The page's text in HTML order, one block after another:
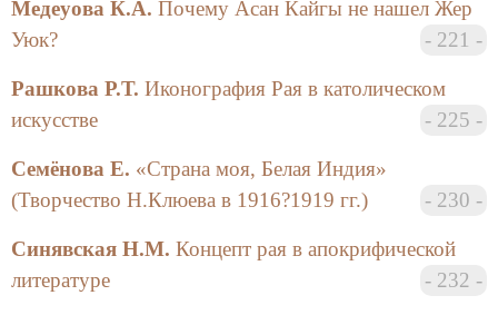
факультете Центра сравнительного изучения
религии.
Цель центра — проведение междисциплинарных
научных исследований в области сравнительного
религии.
Совет Центра:
Стецкевич М.С., Торчинов Е.А., Фирсов С.Л.,
Черняк И.Х., Шахнович М.М. (председатель).
Медеуова К.А. Почему Асан Кайгы не нашел Жер
Уюк?
221
Рашкова Р.Т. Иконография Рая в католическом
искусстве
225
Семёнова Е. «Страна моя, Белая Индия»
(Творчество Н.Клюева в 1916?1919 гг.)
230
Синявская Н.М. Концепт рая в апокрифической
литературе
232